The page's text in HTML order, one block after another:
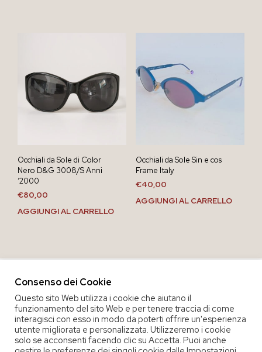
Occhiali da Sole di Color
Nero D&G 3008/S Anni
‘2000
€80,00
AGGIUNGI AL CARRELLO
Occhiali da Sole Sin e cos
Frame Italy
€40,00
AGGIUNGI AL CARRELLO
Consenso dei Cookie
Questo sito Web utilizza i cookie che aiutano il
funzionamento del sito Web e per tenere traccia di come
interagisci con esso in modo da poterti offrire un'esperienza
utente migliorata e personalizzata. Utilizzeremo i cookie
solo se acconsenti facendo clic su Accetta. Puoi anche